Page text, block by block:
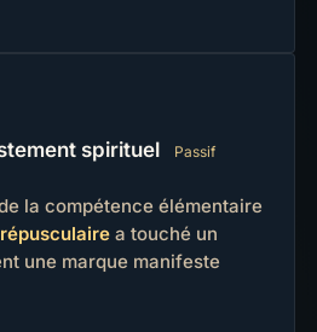
spirituel Passif
la compétence élémentaire
a touché un
une marque manifeste